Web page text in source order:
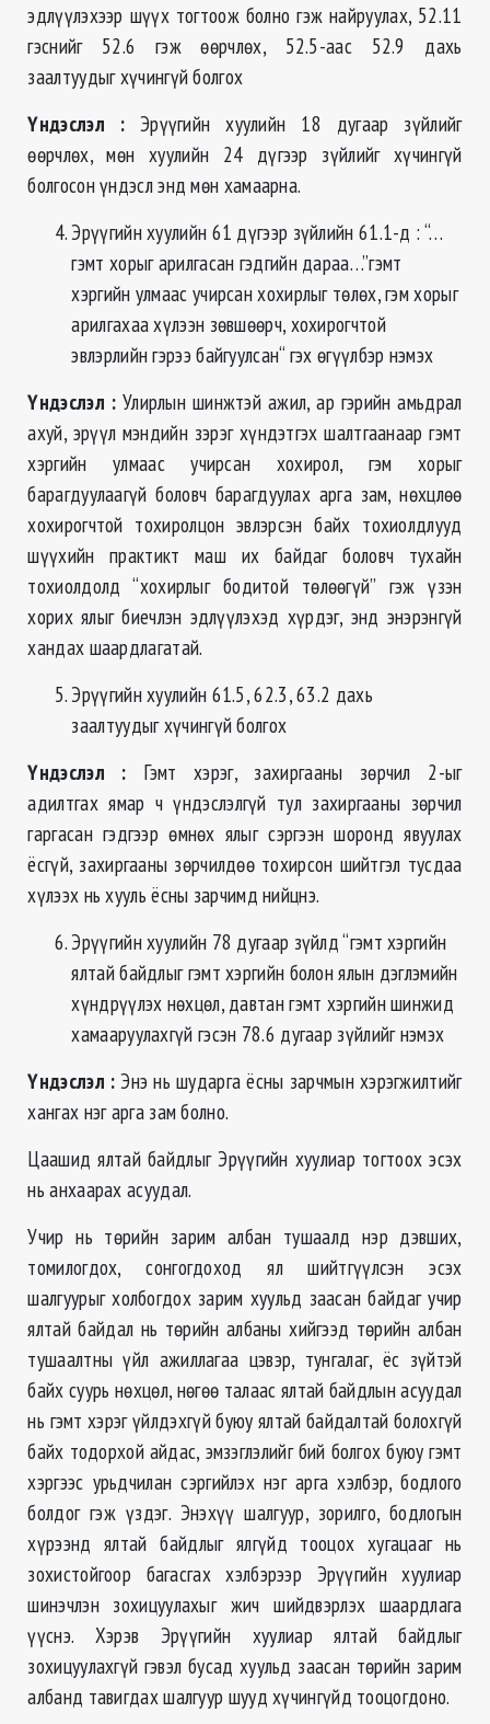
эдлүүлэхээр шүүх тогтоож болно гэж найруулах, 52.11
гэснийг 52.6 гэж өөрчлөх, 52.5-аас 52.9 дахь
заалтуудыг хүчингүй болгох
Үндэслэл : Эрүүгийн хуулийн 18 дугаар зүйлийг
өөрчлөх, мөн хуулийн 24 дүгээр зүйлийг хүчингүй
болгосон үндэсл энд мөн хамаарна.
Эрүүгийн хуулийн 61 дүгээр зүйлийн 61.1-д : “…
гэмт хорыг арилгасан гэдгийн дараа…”гэмт
хэргийн улмаас учирсан хохирлыг төлөх, гэм хорыг
арилгахаа хүлээн зөвшөөрч, хохирогчтой
эвлэрлийн гэрээ байгуулсан“ гэх өгүүлбэр нэмэх
Үндэслэл : Улирлын шинжтэй ажил, ар гэрийн амьдрал
ахуй, эрүүл мэндийн зэрэг хүндэтгэх шалтгаанаар гэмт
хэргийн улмаас учирсан хохирол, гэм хорыг
барагдуулаагүй боловч барагдуулах арга зам, нөхцлөө
хохирогчтой тохиролцон эвлэрсэн байх тохиолдлууд
шүүхийн практикт маш их байдаг боловч тухайн
тохиолдолд “хохирлыг бодитой төлөөгүй” гэж үзэн
хорих ялыг биечлэн эдлүүлэхэд хүрдэг, энд энэрэнгүй
хандах шаардлагатай.
Эрүүгийн хуулийн 61.5, 62.3, 63.2 дахь
заалтуудыг хүчингүй болгох
Үндэслэл : Гэмт хэрэг, захиргааны зөрчил 2-ыг
адилтгах ямар ч үндэслэлгүй тул захиргааны зөрчил
гаргасан гэдгээр өмнөх ялыг сэргээн шоронд явуулах
ёсгүй, захиргааны зөрчилдөө тохирсон шийтгэл тусдаа
хүлээх нь хууль ёсны зарчимд нийцнэ.
Эрүүгийн хуулийн 78 дугаар зүйлд “гэмт хэргийн
ялтай байдлыг гэмт хэргийн болон ялын дэглэмийн
хүндрүүлэх нөхцөл, давтан гэмт хэргийн шинжид
хамааруулахгүй гэсэн 78.6 дугаар зүйлийг нэмэх
Үндэслэл : Энэ нь шударга ёсны зарчмын хэрэгжилтийг
хангах нэг арга зам болно.
Цаашид ялтай байдлыг Эрүүгийн хуулиар тогтоох эсэх
нь анхаарах асуудал.
Учир нь төрийн зарим албан тушаалд нэр дэвших,
томилогдох, сонгогдоход ял шийтгүүлсэн эсэх
шалгуурыг холбогдох зарим хуульд заасан байдаг учир
ялтай байдал нь төрийн албаны хийгээд төрийн албан
тушаалтны үйл ажиллагаа цэвэр, тунгалаг, ёс зүйтэй
байх суурь нөхцөл, нөгөө талаас ялтай байдлын асуудал
нь гэмт хэрэг үйлдэхгүй буюу ялтай байдалтай болохгүй
байх тодорхой айдас, эмзэглэлийг бий болгох буюу гэмт
хэргээс урьдчилан сэргийлэх нэг арга хэлбэр, бодлого
болдог гэж үздэг. Энэхүү шалгуур, зорилго, бодлогын
хүрээнд ялтай байдлыг ялгүйд тооцох хугацааг нь
зохистойгоор багасгах хэлбэрээр Эрүүгийн хуулиар
шинэчлэн зохицуулахыг жич шийдвэрлэх шаардлага
үүснэ. Хэрэв Эрүүгийн хуулиар ялтай байдлыг
зохицуулахгүй гэвэл бусад хуульд заасан төрийн зарим
албанд тавигдах шалгуур шууд хүчингүйд тооцогдоно.